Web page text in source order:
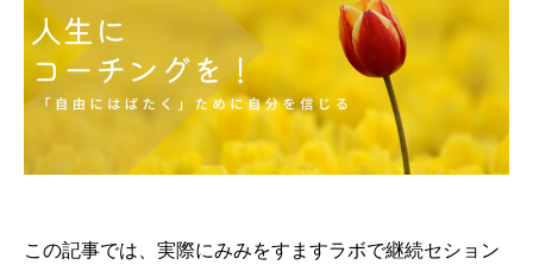
この記事では、実際にみみをすますラボで継続セション